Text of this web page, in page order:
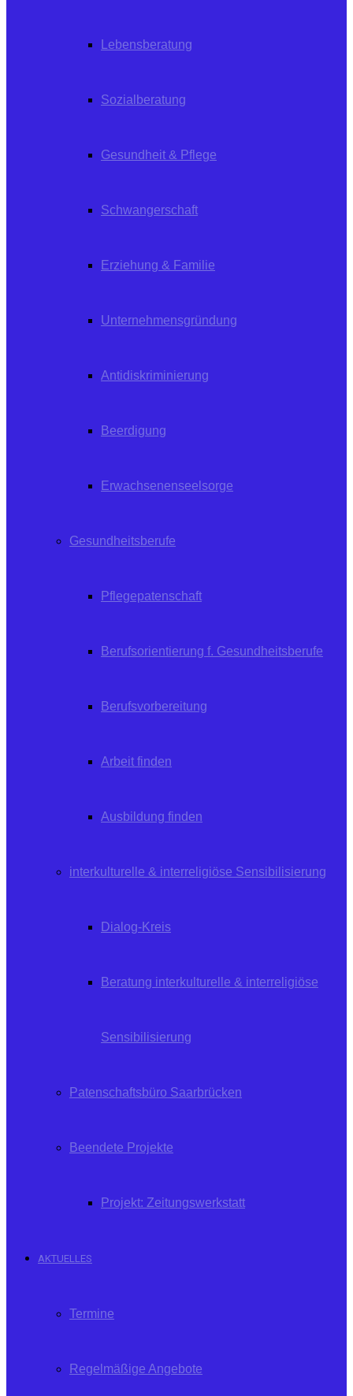
Lebensberatung
Sozialberatung
Gesundheit & Pflege
Schwangerschaft
Erziehung & Familie
Unternehmensgründung
Antidiskriminierung
Beerdigung
Erwachsenenseelsorge
Gesundheitsberufe
Pflegepatenschaft
Berufsorientierung f. Gesundheitsberufe
Berufsvorbereitung
Arbeit finden
Ausbildung finden
interkulturelle & interreligiöse Sensibilisierung
Dialog-Kreis
Beratung interkulturelle & interreligiöse
Sensibilisierung
Patenschaftsbüro Saarbrücken
Beendete Projekte
Projekt: Zeitungswerkstatt
AKTUELLES
Termine
Regelmäßige Angebote